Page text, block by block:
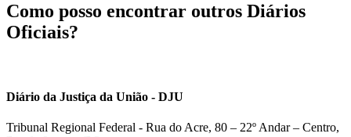
Como posso encontrar outros Diários
Oficiais?
Diário da Justiça da União - DJU
Tribunal Regional Federal - Rua do Acre, 80 – 22º Andar – Centro,